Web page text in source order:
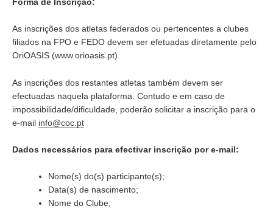
As inscrições dos atletas federados ou pertencentes a clubes
filiados na FPO e FEDO devem ser efetuadas diretamente pelo
OriOASIS (www.orioasis.pt).
As inscrições dos restantes atletas também devem ser
efectuadas naquela plataforma. Contudo e em caso de
impossibilidade/dificuldade, poderão solicitar a inscrição para o
e-mail info@coc.pt
Dados necessários para efectivar inscrição por e-mail:
Nome(s) do(s) participante(s);
Data(s) de nascimento;
Nome do Clube;